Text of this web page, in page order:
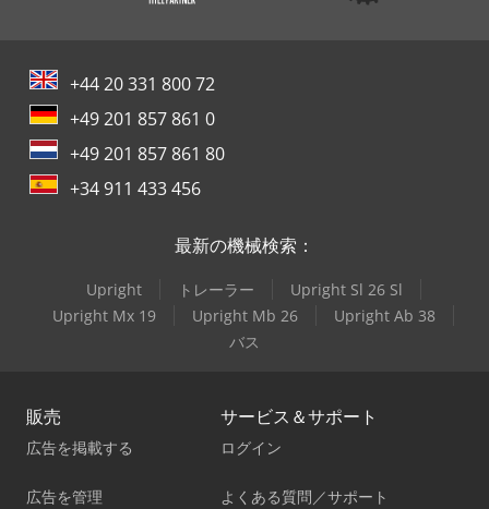
+44 20 331 800 72
+49 201 857 861 0
+49 201 857 861 80
+34 911 433 456
最新の機械検索：
Upright トレーラー
Upright Sl 26 Sl
Upright Mx 19
Upright Mb 26
Upright Ab 38
バス
販売
広告を掲載する
広告を管理
サービス＆サポート
ログイン
よくある質問／サポート